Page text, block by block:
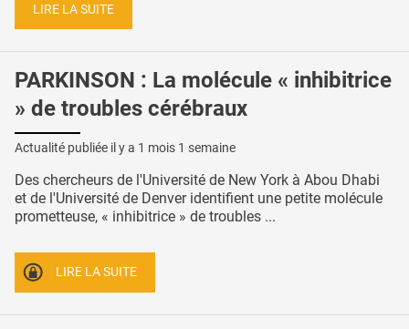
LIRE LA SUITE
PARKINSON : La molécule « inhibitrice
» de troubles cérébraux
Actualité publiée il y a 1 mois 1 semaine
Des chercheurs de l'Université de New York à Abou Dhabi
et de l'Université de Denver identifient une petite molécule
prometteuse, « inhibitrice » de troubles ...
LIRE LA SUITE